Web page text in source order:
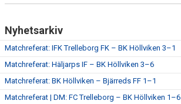
Nyhetsarkiv
Matchreferat: IFK Trelleborg FK – BK Höllviken 3–1
Matchreferat: Häljarps IF – BK Höllviken 3–6
Matchreferat: BK Höllviken – Bjärreds FF 1–1
Matchreferat | DM: FC Trelleborg – BK Höllviken 1–6